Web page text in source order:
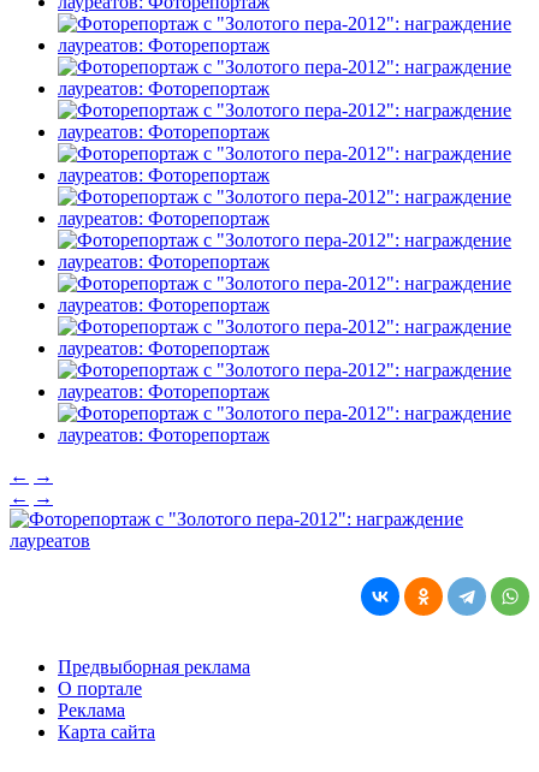
← →
← →
Предвыборная реклама
О портале
Реклама
Карта сайта